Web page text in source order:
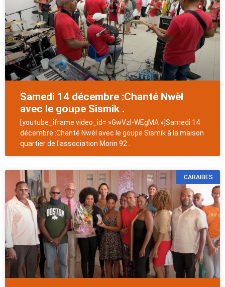
Samedi 14 décembre :Chanté Nwèl
avec le goupe Sismik .
[youtube_iframe video_id= »GwVzI-WEgMA »]Samedi 14
décembre :Chanté Nwèl avec le goupe Sismik à la maison
quartier de l'association Morin 92 .
CARAIBES